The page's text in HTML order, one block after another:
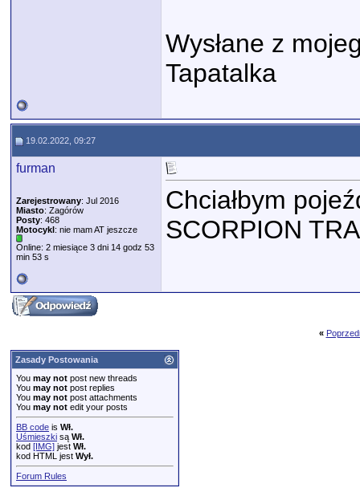
Wysłane z
Tapatalka
19.02.2022, 09:27
furman
Zarejestrowany: Jul 2016
Miasto: Zagórów
Posty: 468
Motocykl: nie mam AT jeszcze
Online: 2 miesiące 3 dni 14 godz 53
min 53 s
Chciałbym
SCORPION
«
Zasady Postowania
You may not post new threads
You may not post replies
You may not post attachments
You may not edit your posts
BB code is Wł.
Uśmieszki są Wł.
kod [IMG] jest Wł.
kod HTML jest Wył.
Forum Rules